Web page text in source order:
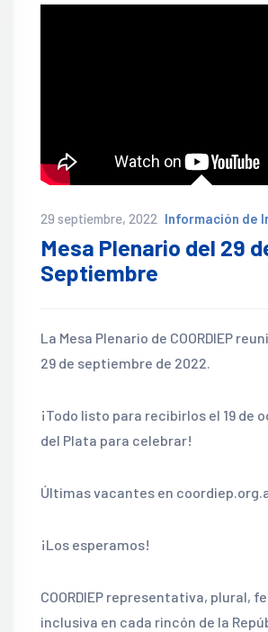
29 septiembre, 2022 Información de
Mesa Plenario del 29
Septiembre
La Mesa Plenario de COORDIEP
29 de septiembre de 2022.
¡Todo listo para recibirlos el 19 de
del Plata para celebrar!
Últimas vacantes en
¡Los esperamos!
COORDIEP representativa, plural,
inclusiva en cada rincón de la